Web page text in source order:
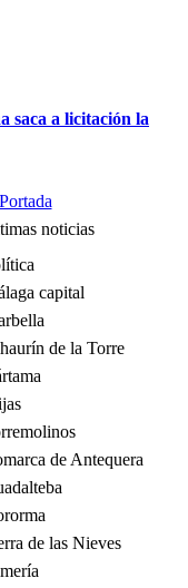
saca a licitación la
noticias
capital
de la Torre
de Antequera
de las Nieves